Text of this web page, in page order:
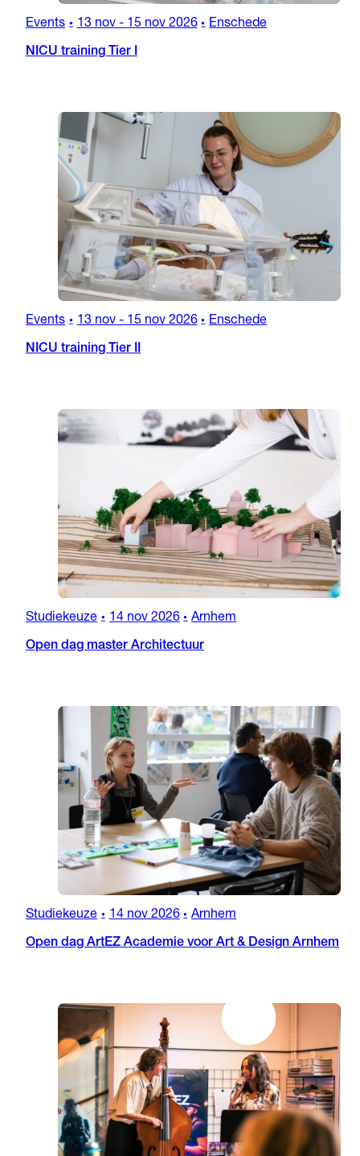
Events • 13 nov-15 nov 2026 • Enschede
NICU training Tier I
Events • 13 nov- 15 nov 2026 • Enschede
NICU training Tier II
Studiekeuze • 14 nov 2026 • Arnhem
Open dag master Architectuur
Studiekeuze • 14 nov 2026 • Arnhem
Open dag ArtEZ Academie voor Art & Design Arnhem